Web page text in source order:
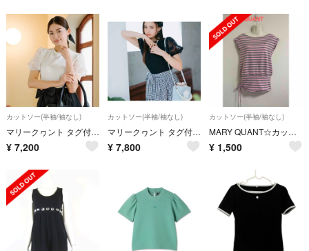
カットソー(半袖/袖なし)
マリークヮント タグ付き カットソー
¥ 7,200
カットソー(半袖/袖なし)
マリークヮント タグ付き カットソー
¥ 7,800
カットソー(半袖/袖なし)
MARY QUANT☆カットソーM☆ピンク×グレー☆ボーダー☆日本製【美品】
¥ 1,500